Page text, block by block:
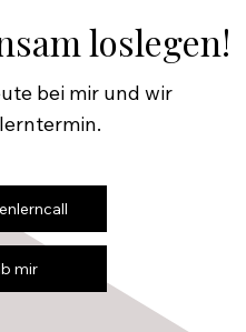
mir
loslegen!
bei mir und wir